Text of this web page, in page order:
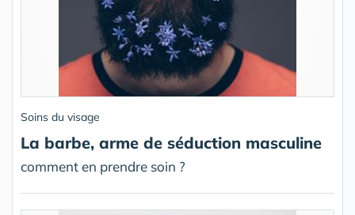
Soins du visage
La barbe, arme de séduction masculine
comment en prendre soin ?